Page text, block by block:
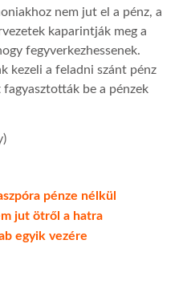
nem jut el a pénz, a
kaparintják meg a
fegyverkezhessenek.
kezeli a feladni szánt pénz
be a pénzek
pénze nélkül
jut ötről a hatra
egyik vezére